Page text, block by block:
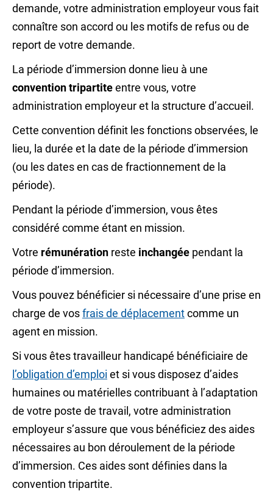
demande, votre administration employeur vous fait
connaître son accord ou les motifs de refus ou de
report de votre demande.
La période d’immersion donne lieu à une
convention tripartiteentre vous, votre
administration employeur et la structure d’accueil.
Cette convention définit les fonctions observées, le
lieu, la durée et la date de la période d’immersion
(ou les dates en cas de fractionnement de la
période).
Pendant la période d’immersion, vous êtes
considéré comme étant en mission.
Votre rémunération reste inchangée pendant la
période d’immersion.
Vous pouvez bénéficier si nécessaire d’une prise en
charge de vosfrais de déplacementcomme un
agent en mission.
Si vous êtes travailleur handicapé bénéficiaire de
l’obligation d’emploi et si vous disposez d’aides
humaines ou matérielles contribuant à l’adaptation
de votre poste de travail, votre administration
employeur s’assure que vous bénéficiez des aides
nécessaires au bon déroulement de la période
d’immersion. Ces aides sont définies dans la
convention tripartite.